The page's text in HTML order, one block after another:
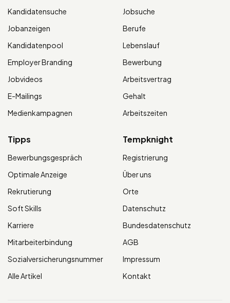
Kandidatensuche
Jobanzeigen
Kandidatenpool
Employer Branding
Jobvideos
E-Mailings
Medienkampagnen
Jobsuche
Berufe
Lebenslauf
Bewerbung
Arbeitsvertrag
Gehalt
Arbeitszeiten
Tipps
Bewerbungsgespräch
Optimale Anzeige
Rekrutierung
Soft Skills
Karriere
Mitarbeiterbindung
Sozialversicherungsnummer
Alle Artikel
Tempknight
Registrierung
Über uns
Orte
Datenschutz
Bundesdatenschutz
AGB
Impressum
Kontakt